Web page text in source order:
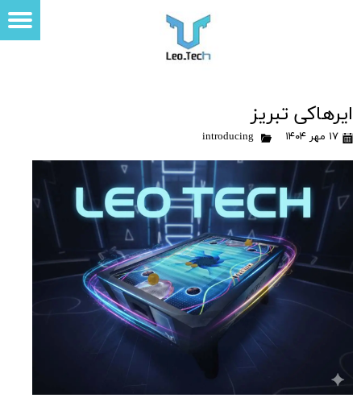
ایرهاکی تبریز
۱۷ مهر ۱۴۰۴ introducing